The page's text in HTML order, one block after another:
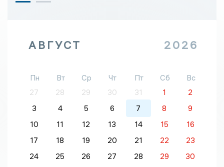
АВГУСТ 2026
Пн Вт Ср Чт Пт Сб
Вс
27
28 29 30 31 1
2
3
4 5 6 7 8
9
10
11 12 13 14 15
16
17
18 19 20 21 22
23
24
25 26 27 28 29
30